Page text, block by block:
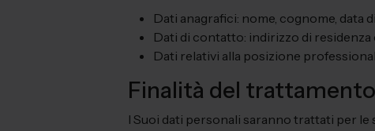
Dati anagrafici: nome, cognome, data
Dati di contatto: indirizzo di
Dati relativi alla posizione
Finalità del trattamento
I Suoi dati personali saranno trattati per le